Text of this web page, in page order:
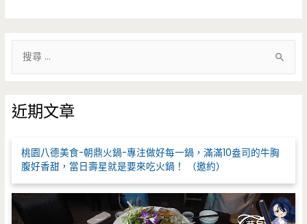
鍵
字
近期文章
桃園八德美食-朝鼎火鍋-專注做好每一鍋，滿滿10盎司的牛胸
腹好香甜，當日壽星就是要來吃火鍋！ （邀約）